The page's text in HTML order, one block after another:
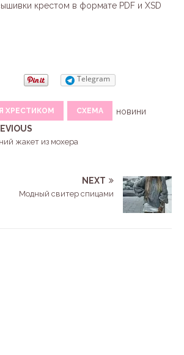
крестом в формате PDF и XSD
Telegram
ХРЕСТИКОМ СХЕМА
новини
жакет из мохера
NEXT
Модный свитер спицами